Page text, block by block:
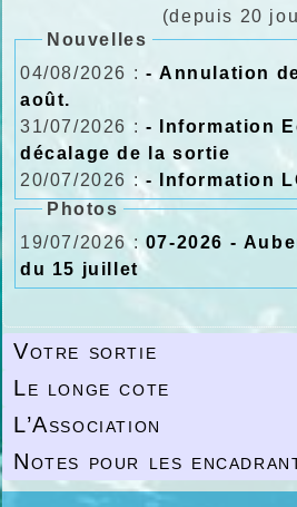
(depuis 20
Nouvelles
04/08/2026 : - Annulation
août.
31/07/2026 : - Information
décalage de la sortie
20/07/2026 : - Information
Photos
19/07/2026 : 07-2026 -
du 15 juillet
Votre sortie
Le longe cote
L’Association
Notes pour les